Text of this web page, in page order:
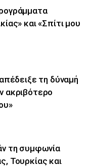
και «Σπίτι μου
τη δύναμή
ακριβότερο
τη συμφωνία
Τουρκίας και